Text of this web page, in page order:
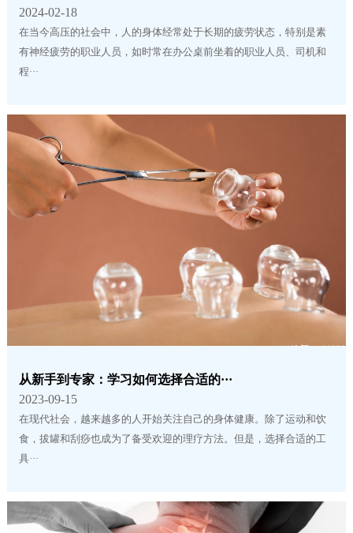
2024-02-18
在当今高压的社会中，人的身体经常处于长期的疲劳状态，特别是素
有神经疲劳的职业人员，如时常在办公桌前坐着的职业人员、司机和
程···
从新手到专家：学习如何选择合适的···
2023-09-15
在现代社会，越来越多的人开始关注自己的身体健康。除了运动和饮
食，拔罐和刮痧也成为了备受欢迎的理疗方法。但是，选择合适的工
具···